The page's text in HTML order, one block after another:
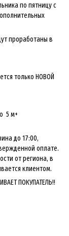
по пятницу с
проработаны в
только НОВОЙ
5 м+
до 17:00,
оплате.
от региона, в
клиентом.
ПОКУПАТЕЛЬ!!